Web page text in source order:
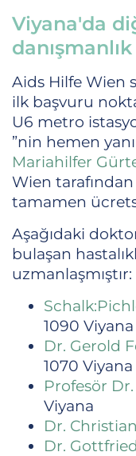
Viyana'da
Aids Hilfe Wien
ilk başvuru
U6 metro
”nin hemen
Mariahilfer
Wien
tamamen
Aşağıdaki
bulaşan
uzmanlaşmıştır:
1090 Viyana
Dr. Gerold
1070 Viyana
Profesör
Viyana
Dr.
Dr.